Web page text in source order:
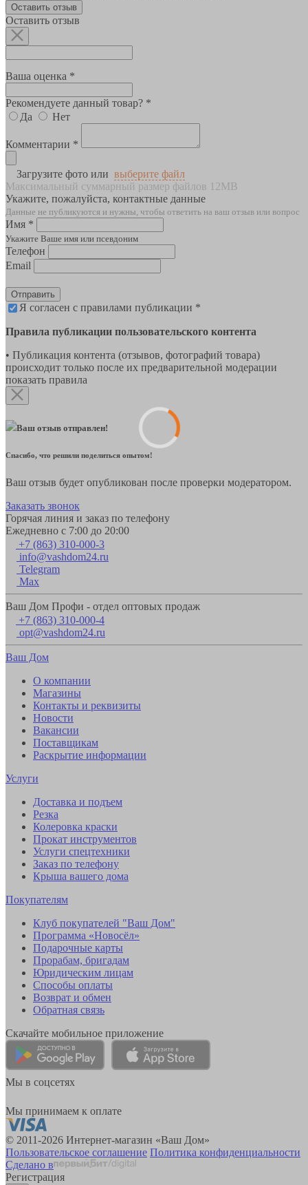
Оставить отзыв
Оставить отзыв
Ваша оценка *
Рекомендуете данный товар? *
Да
Нет
Комментарии *
Загрузите фото или выберите файл
Максимальный суммарный размер файлов 12MB
Укажите, пожалуйста, контактные данные
Данные не публикуются и нужны, чтобы ответить на ваш отзыв или вопрос
Имя *
Укажите Ваше имя или псевдоним
Телефон
Email
Отправить
Я согласен с правилами публикации *
Правила публикации пользовательского контента
• Публикация контента (отзывов, фотографий товара)
происходит только после их предварительной модерации
показать правила
Ваш отзыв отправлен!
Спасибо, что решили поделиться опытом!
Ваш отзыв будет опубликован после проверки модератором.
Заказать звонок
Горячая линия и заказ по телефону
Ежедневно с 7:00 до 20:00
+7 (863) 310-000-3
info@vashdom24.ru
Telegram
Max
Ваш Дом Профи - отдел оптовых продаж
+7 (863) 310-000-4
opt@vashdom24.ru
Ваш Дом
О компании
Магазины
Контакты и реквизиты
Новости
Вакансии
Поставщикам
Раскрытие информации
Услуги
Доставка и подъем
Резка
Колеровка краски
Прокат инструментов
Услуги спецтехники
Заказ по телефону
Крыша вашего дома
Покупателям
Клуб покупателей "Ваш Дом"
Программа «Новосёл»
Подарочные карты
Прорабам, бригадам
Юридическим лицам
Способы оплаты
Возврат и обмен
Обратная связь
Скачайте мобильное приложение
Мы в соцсетях
Мы принимаем к оплате
© 2011-2026 Интернет-магазин «Ваш Дом»
Пользовательское соглашение Политика конфиденциальности
Сделано в
Регистрация